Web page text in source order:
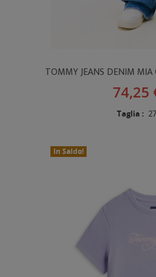
TOMMY JEANS DENIM
74,25
Taglia : 27
In Saldo!
Nuovo